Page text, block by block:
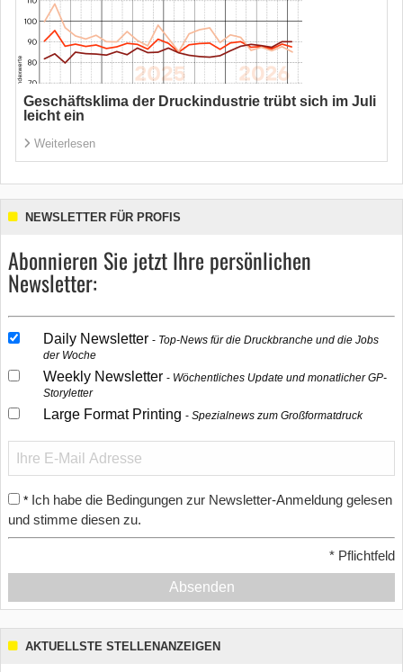
Geschäftsklima der Druckindustrie trübt sich im Juli
leicht ein
Weiterlesen
NEWSLETTER FÜR PROFIS
Abonnieren Sie jetzt Ihre persönlichen
Newsletter:
Daily Newsletter
Top-News für die Druckbranche und die Jobs
der Woche
Weekly Newsletter
Wöchentliches Update und monatlicher GP-
Storyletter
Large Format Printing Spezialnews zum Großformatdruck
* Ich habe die Bedingungen zur Newsletter-Anmeldung gelesen
und stimme diesen zu.
* Pflichtfeld
Absenden
AKTUELLSTE STELLENANZEIGEN